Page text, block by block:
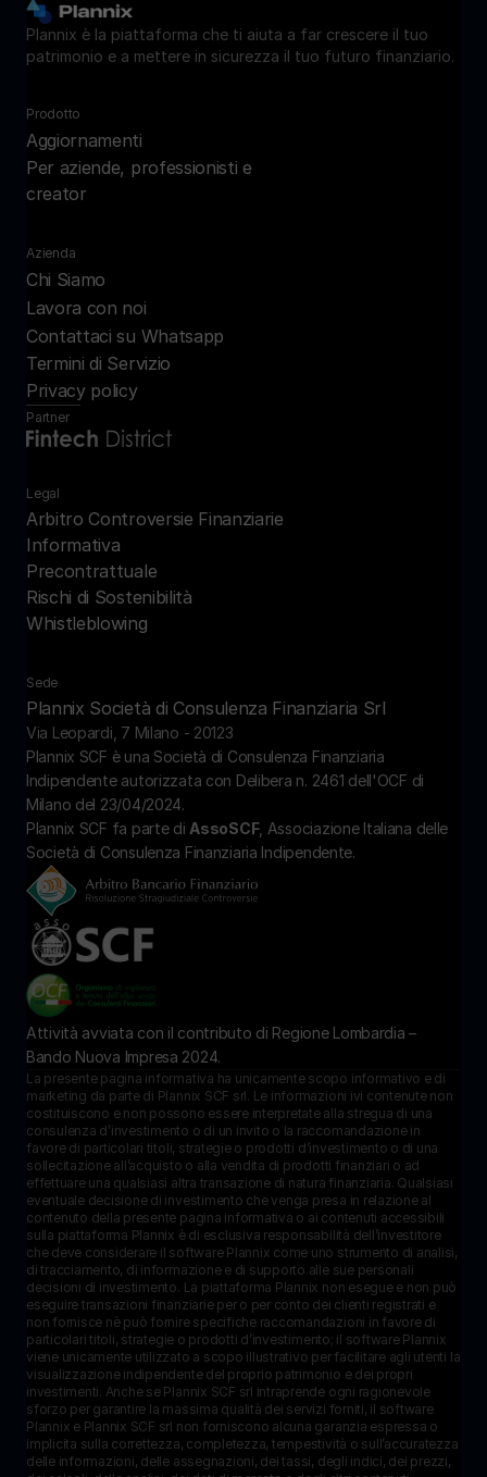
La presente pagina informativa ha unicamente scopo informativo e di
marketing da parte di Plannix SCF srl. Le informazioni ivi contenute non
costituiscono e non possono essere interpretate alla stregua di una
consulenza d’investimento o di un invito o la raccomandazione in
favore di particolari titoli, strategie o prodotti d’investimento o di una
sollecitazione all’acquisto o alla vendita di prodotti finanziari o ad
effettuare una qualsiasi altra transazione di natura finanziaria. Qualsiasi
eventuale decisione di investimento che venga presa in relazione al
contenuto della presente pagina informativa o ai contenuti accessibili
sulla piattaforma Plannix è di esclusiva responsabilità dell’investitore
che deve considerare il software Plannix come uno strumento di analisi,
di tracciamento, di informazione e di supporto alle sue personali
decisioni di investimento. La piattaforma Plannix non esegue e non può
eseguire transazioni finanziarie per o per conto dei clienti registrati e
non fornisce nè può fornire specifiche raccomandazioni in favore di
particolari titoli, strategie o prodotti d’investimento; il software Plannix
viene unicamente utilizzato a scopo illustrativo per facilitare agli utenti la
visualizzazione indipendente del proprio patrimonio e dei propri
investimenti. Anche se Plannix SCF srl intraprende ogni ragionevole
sforzo per garantire la massima qualità dei servizi forniti, il software
Plannix e Plannix SCF srl non forniscono alcuna garanzia espressa o
implicita sulla correttezza, completezza, tempestività o sull’accuratezza
delle informazioni, delle assegnazioni, dei tassi, degli indici, dei prezzi,
Prodotto
Aggiornamenti
Per aziende, professionisti e
creator
Azienda
Chi Siamo
Lavora con noi
Contattaci su Whatsapp
Termini di Servizio
Privacy policy
Partner
Sede
Plannix Società di Consulenza Finanziaria Srl
Via Leopardi, 7 Milano - 20123
Plannix è la piattaforma che ti aiuta a far crescere il tuo
patrimonio e a mettere in sicurezza il tuo futuro finanziario.
Legal
Arbitro Controversie Finanziarie
Informativa
Precontrattuale
Rischi di Sostenibilità
Whistleblowing
Plannix SCF è una Società di Consulenza Finanziaria
Indipendente autorizzata con Delibera n. 2461 dell'OCF di
Milano del 23/04/2024.
Plannix SCF fa parte di AssoSCF, Associazione Italiana delle
Società di Consulenza Finanziaria Indipendente.
Attività avviata con il contributo di Regione Lombardia –
Bando Nuova Impresa 2024.